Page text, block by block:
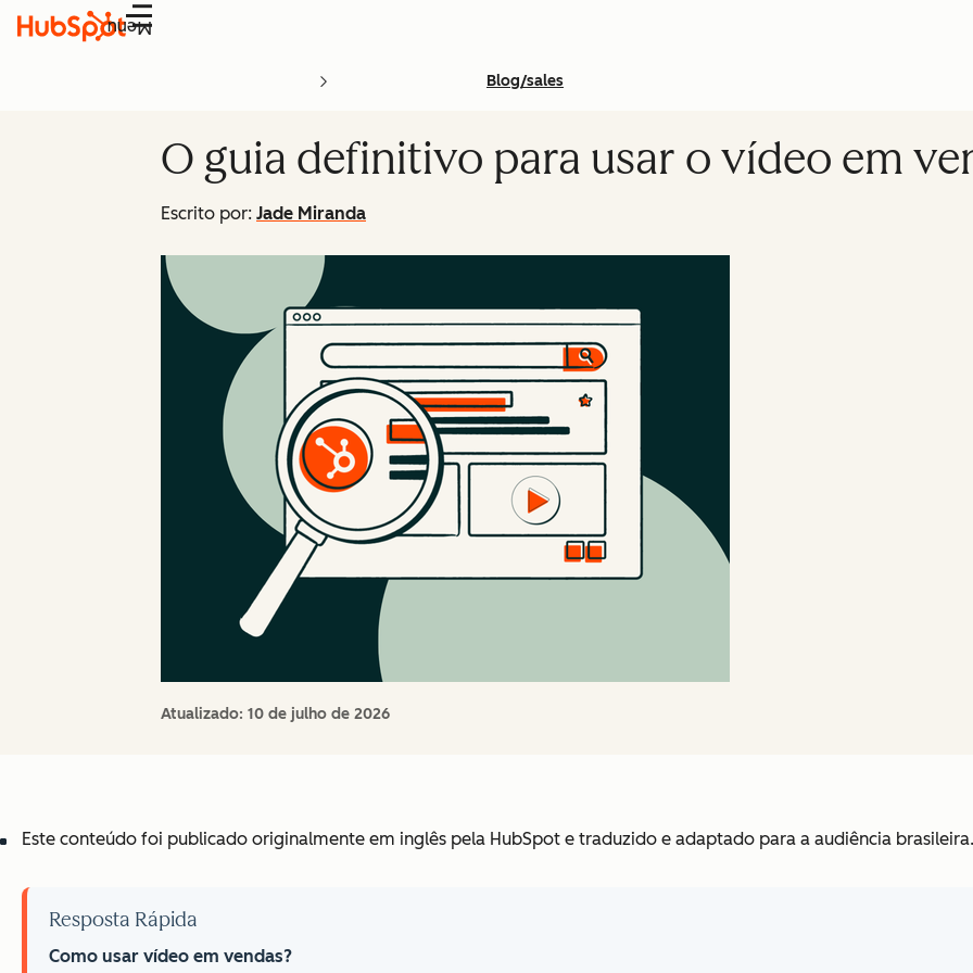
Menu
Blog/sales
O guia definitivo para usar o vídeo em
Escrito por: Jade Miranda
Atualizado: 10 de julho de 2026
Este conteúdo foi publicado originalmente em inglês pela HubSpot e traduzido e adaptado para a audiência brasileira.
Resposta Rápida
Como usar vídeo em vendas?